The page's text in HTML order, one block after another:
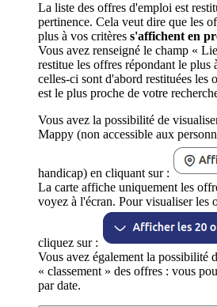
La liste des offres d'emploi est
pertinence. Cela veut dire que les
plus à vos critères s'affichent en
Vous avez renseigné le champ «
restitue les offres répondant le plus
celles-ci sont d'abord restituées les
est le plus proche de votre
Vous avez la possibilité de
Mappy (non accessible aux
handicap) en cliquant sur :
La carte affiche uniquement les
voyez à l'écran. Pour visualiser les
cliquez sur :
Vous avez également la possibilité
« classement » des offres : vous
par date.